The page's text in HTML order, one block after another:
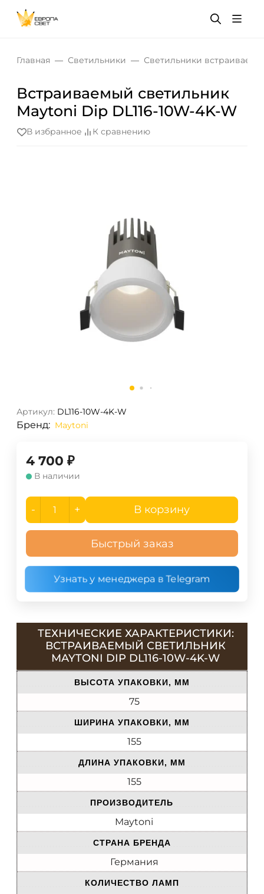
Главная Светильники Светильники
Встраиваемый светильник
Maytoni Dip DL116-10W-4K-W
В избранное К сравнению
Артикул: DL116-10W-4K-W
Бренд: Maytoni
4 700 ₽
В наличии
- + В корзину
Быстрый заказ
Узнать у менеджера в Telegram
ТЕХНИЧЕСКИЕ ХАРАКТЕРИСТИКИ:
ВСТРАИВАЕМЫЙ СВЕТИЛЬНИК
MAYTONI DIP DL116-10W-4K-W
ВЫСОТА УПАКОВКИ, ММ
75
ШИРИНА УПАКОВКИ, ММ
155
ДЛИНА УПАКОВКИ, ММ
155
ПРОИЗВОДИТЕЛЬ
Maytoni
СТРАНА БРЕНДА
Германия
КОЛИЧЕСТВО ЛАМП